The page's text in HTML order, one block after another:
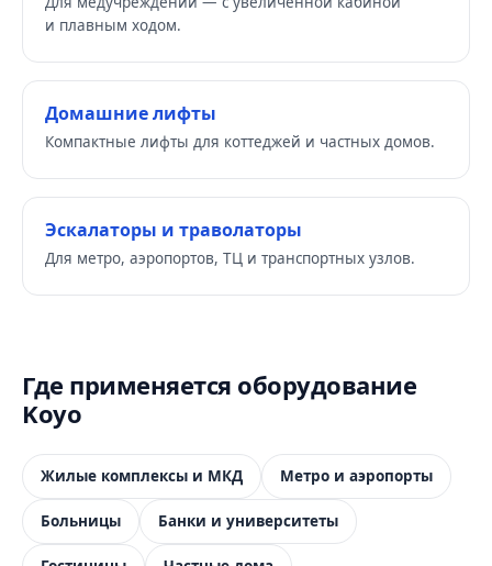
и плавным ходом.
Домашние лифты
Компактные лифты для коттеджей и частных домов.
Эскалаторы и траволаторы
Для метро, аэропортов, ТЦ и транспортных узлов.
Где применяется оборудование
Koyo
Жилые комплексы и МКД Метро и аэропорты
Больницы Банки и университеты